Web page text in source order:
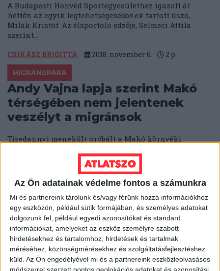
Az Ön adatainak védelme fontos a számunkra
Mi és partnereink tárolunk és/vagy férünk hozzá információkhoz
egy eszközön, például sütik formájában, és személyes adatokat
dolgozunk fel, például egyedi azonosítókat és standard
információkat, amelyeket az eszköz személyre szabott
hirdetésekhez és tartalomhoz, hirdetések és tartalmak
méréséhez, közönségmérésekhez és szolgáltatásfejlesztéshez
küld. Az Ön engedélyével mi és a partnereink eszközleolvasásos
módszerrel szerzett pontos geolokációs adatokat és azonosítási
A Budapesti Honvéd Sportegyesülethez igazolt át
hétfőn az egyik legtehetségesebbnek tartott úszó,
Milák Kristóf. Az élsportoló edzője, Selmeci Attila
szerint...
CSIKÁSZ BRIGITTA 2018. november 6. 2 p
MIGRÁNSPARA
Andy Vajna lapja szerint Makó
térségében nem jelentenek
veszélyt a migránsok
Tizedannyi menekült próbált a Makó környéki,
azt megelőző évben – ezt a...
SEGESVÁRI CSABA 2018. november 5. p
UNIÓS TÁMOGATÁSOK
Bujkálnak az EFOP-projekt
nyertesei, csak a kormánybarát
egyházak válaszoltak
11:2 – ez az arány a válaszadásra, ha az EFOP